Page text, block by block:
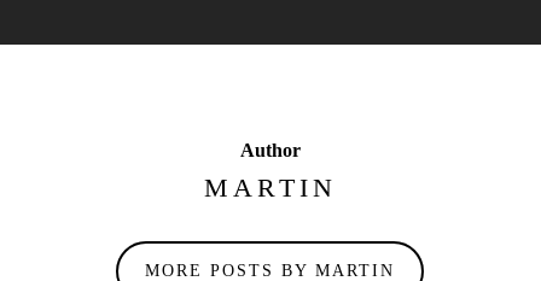
Author
MARTIN
MORE POSTS BY MARTIN